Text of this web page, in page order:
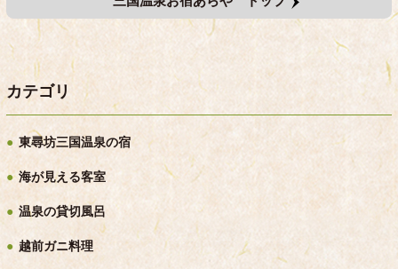
カテゴリ
東尋坊三国温泉の宿
海が見える客室
温泉の貸切風呂
越前ガニ料理